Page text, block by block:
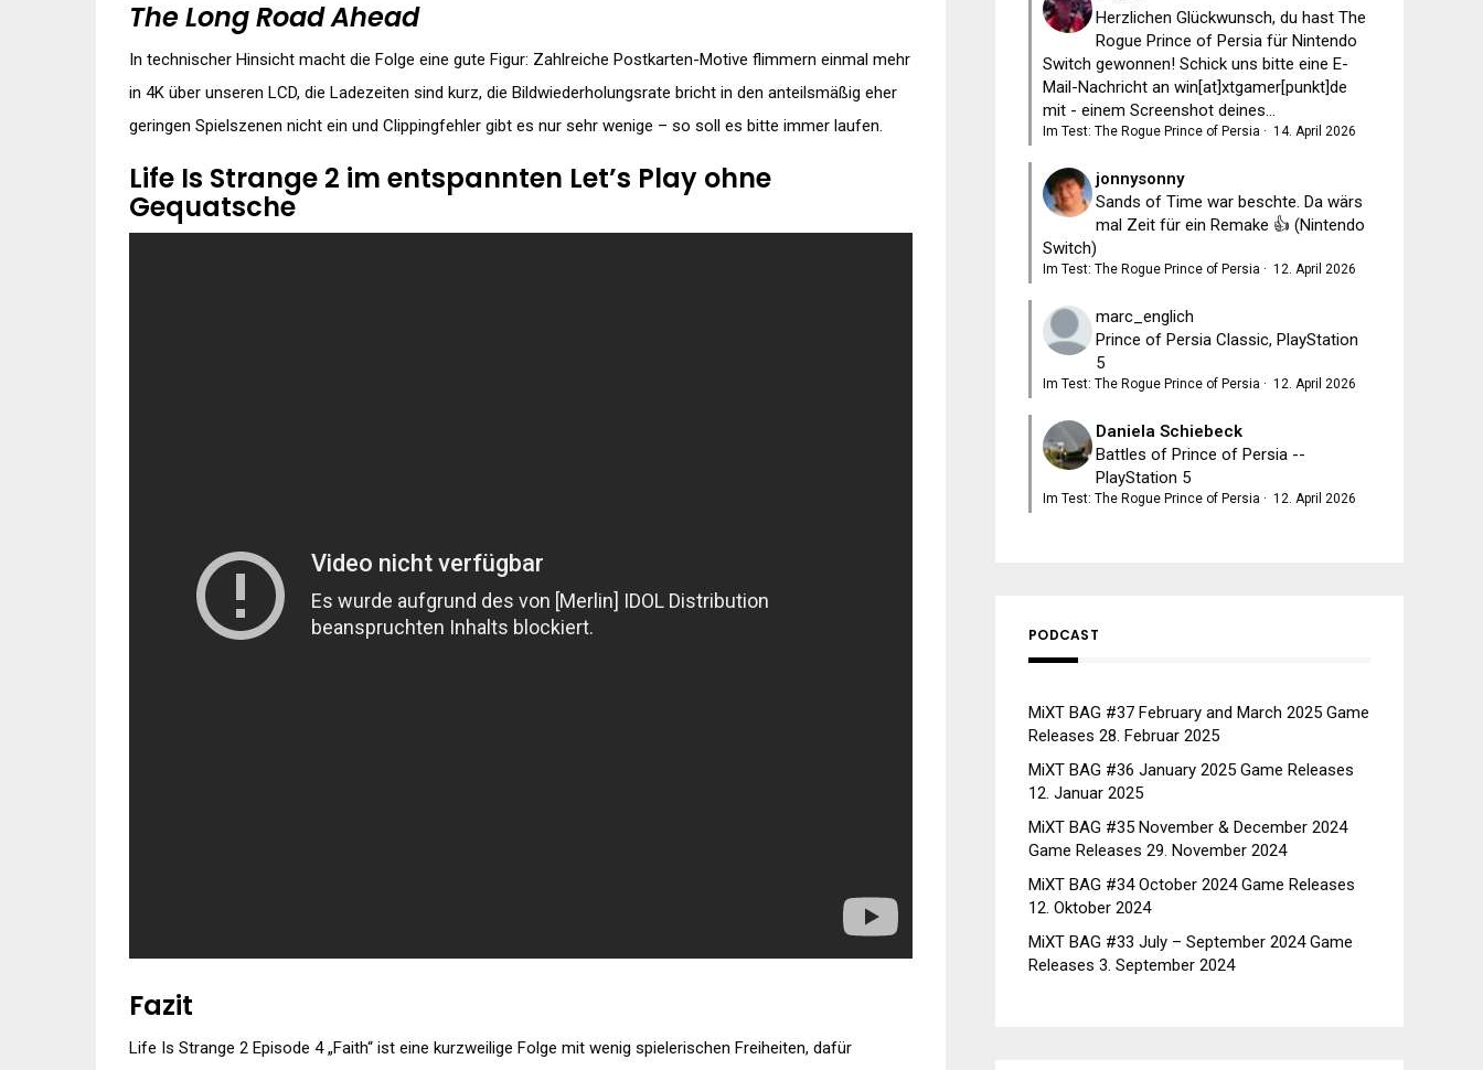
The Long Road Ahead
In technischer Hinsicht macht die Folge eine gute Figur: Zahlreiche Postkarten-Motive flimmern einmal mehr
in 4K über unseren LCD, die Ladezeiten sind kurz, die Bildwiederholungsrate bricht in den anteilsmäßig eher
geringen Spielszenen nicht ein und Clippingfehler gibt es nur sehr wenige – so soll es bitte immer laufen.
Life Is Strange 2 im entspannten Let’s Play ohne
Gequatsche
Fazit
Life Is Strange 2 Episode 4 „Faith“ ist eine kurzweilige Folge mit wenig spielerischen Freiheiten, dafür
Herzlichen Glückwunsch, du hast The
Rogue Prince of Persia für Nintendo
Switch gewonnen! Schick uns bitte eine E-
Mail-Nachricht an win[at]xtgamer[punkt]de
mit - einem Screenshot deines...
Im Test: The Rogue Prince of Persia · 14. April 2026
jonnysonny
Sands of Time war beschte. Da wärs
mal Zeit für ein Remake 👍 (Nintendo
Switch)
Im Test: The Rogue Prince of Persia · 12. April 2026
marc_englich
Prince of Persia Classic, PlayStation
5
Im Test: The Rogue Prince of Persia · 12. April 2026
Daniela Schiebeck
Battles of Prince of Persia --
PlayStation 5
Im Test: The Rogue Prince of Persia · 12. April 2026
PODCAST
MiXT BAG #37 February and March 2025 Game
Releases 28. Februar 2025
MiXT BAG #36 January 2025 Game Releases
12. Januar 2025
MiXT BAG #35 November & December 2024
Game Releases 29. November 2024
MiXT BAG #34 October 2024 Game Releases
12. Oktober 2024
MiXT BAG #33 July – September 2024 Game
Releases 3. September 2024